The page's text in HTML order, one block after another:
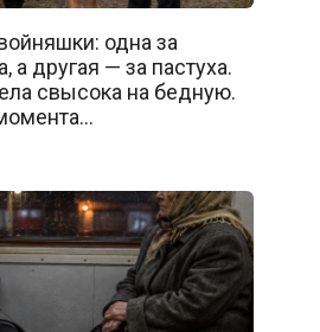
одна за
а другая — за пастуха.
свысока на бедную.